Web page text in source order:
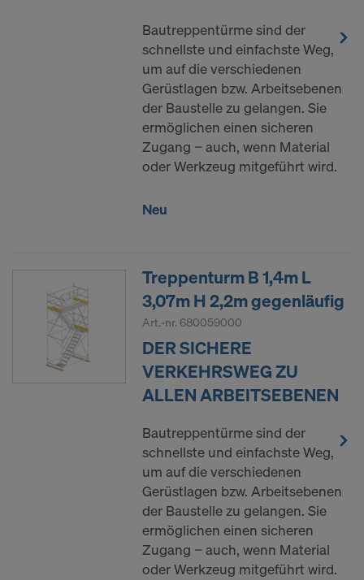
Bautreppentürme sind der
schnellste und einfachste Weg,
um auf die verschiedenen
Gerüstlagen bzw. Arbeitsebenen
der Baustelle zu gelangen. Sie
ermöglichen einen sicheren
Zugang − auch, wenn Material
oder Werkzeug mitgeführt wird.
Neu
Treppenturm B 1,4m L
3,07m H 2,2m gegenläufig
Art.-nr. 680059000
DER SICHERE
VERKEHRSWEG ZU
ALLEN ARBEITSEBENEN
Bautreppentürme sind der
schnellste und einfachste Weg,
um auf die verschiedenen
Gerüstlagen bzw. Arbeitsebenen
der Baustelle zu gelangen. Sie
ermöglichen einen sicheren
Zugang − auch, wenn Material
oder Werkzeug mitgeführt wird.